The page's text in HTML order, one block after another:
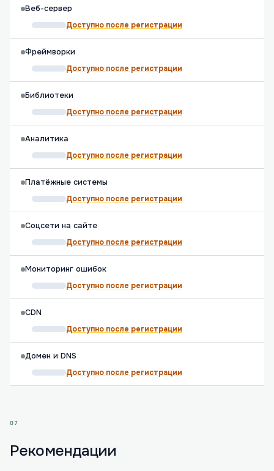
Веб-сервер
Доступно после регистрации
Фреймворки
Доступно после регистрации
Библиотеки
Доступно после регистрации
Аналитика
Доступно после регистрации
Платёжные системы
Доступно после регистрации
Соцсети на сайте
Доступно после регистрации
Мониторинг ошибок
Доступно после регистрации
CDN
Доступно после регистрации
Домен и DNS
Доступно после регистрации
07
Рекомендации